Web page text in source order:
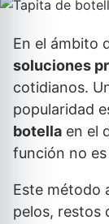
En el ámbito
soluciones
cotidianos.
popularidad
botella en el
función no
Este método
pelos, restos